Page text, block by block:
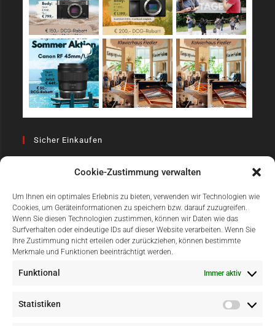
Cookie-Zustimmung verwalten
Um Ihnen ein optimales Erlebnis zu bieten, verwenden wir Technologien wie
Cookies, um Geräteinformationen zu speichern bzw. darauf zuzugreifen.
Wenn Sie diesen Technologien zustimmen, können wir Daten wie das
Surfverhalten oder eindeutige IDs auf dieser Website verarbeiten. Wenn Sie
Ihre Zustimmung nicht erteilen oder zurückziehen, können bestimmte
Merkmale und Funktionen beeinträchtigt werden.
Funktional Immer aktiv
Statistiken
Sicher Einkaufen
Einfach Online Bezahlen